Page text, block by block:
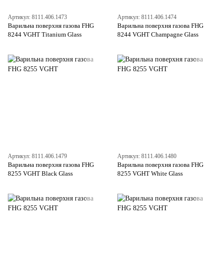
Артикул: 8111.406.1473
Варильна поверхня газова FHG
8244 VGHT Titanium Glass
Артикул: 8111.406.1474
Варильна поверхня газова FHG
8244 VGHT Champagne Glass
Артикул: 8111.406.1479
Варильна поверхня газова FHG
8255 VGHT Black Glass
Артикул: 8111.406.1480
Варильна поверхня газова FHG
8255 VGHT White Glass